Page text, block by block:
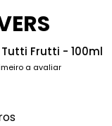
Frutti - 100ml
a avaliar